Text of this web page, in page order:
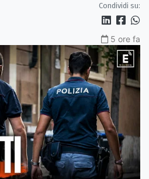
Condividi su:
5 ore fa